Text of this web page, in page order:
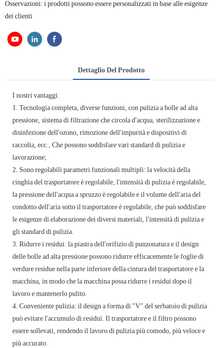
Osservazioni: i prodotti possono essere personalizzati in base alle esigenze
dei clienti
Dettaglio Del Prodotto
I nostri vantaggi:
1. Tecnologia completa, diverse funzioni, con pulizia a bolle ad alta
pressione, sistema di filtrazione che circola d'acqua, sterilizzazione e
disinfezione dell'ozono, rimozione dell'impurità e dispositivi di
raccolta, ecc., Che possono soddisfare vari standard di pulizia e
lavorazione;
2. Sono regolabili parametri funzionali multipli: la velocità della
cinghia del trasportatore è regolabile, l'intensità di pulizia è regolabile,
la pressione dell'acqua a spruzzo è regolabile e il volume dell'aria del
condotto dell'aria sotto il trasportatore è regolabile, che può soddisfare
le esigenze di elaborazione dei diversi materiali, l'intensità di pulizia e
gli standard di pulizia.
3. Ridurre i residui: la piastra dell'orifizio di punzonatura e il design
delle bolle ad alta pressione possono ridurre efficacemente le foglie di
verdure residue nella parte inferiore della cintura del trasportatore e la
macchina, in modo che la macchina possa ridurre i residui dopo il
lavoro e mantenerlo pulito.
4. Conveniente pulizia: il design a forma di "V" del serbatoio di pulizia
può evitare l'accumulo di residui. Il trasportatore e il filtro possono
essere sollevati, rendendo il lavoro di pulizia più comodo, più veloce e
più accurato.